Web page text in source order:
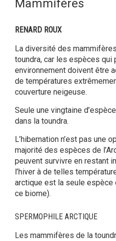
Mammifères
RENARD ROUX
La diversité des
toundra, car les espèces qui
environnement doivent être
de températures
couverture neigeuse.
Seule une vingtaine
dans la toundra.
L’hibernation n’est pas une
majorité des espèces de
peuvent survivre en restant
l’hiver à de telles
arctique est la seule espèce
ce biome).
SPERMOPHILE ARCTIQUE
Les mammifères de la